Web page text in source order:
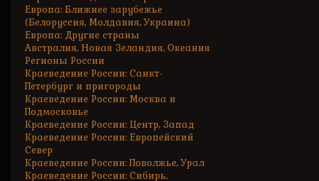
Европа: Ближнее зарубежье
(Белоруссия, Молдавия, Украина)
Европа: Другие страны
Австралия, Новая Зеландия, Океания
Регионы России
Краеведение России: Санкт-
Петербург и пригороды
Краеведение России: Москва и
Подмосковье
Краеведение России: Центр, Запад
Краеведение России: Европейский
Север
Краеведение России: Поволжье, Урал
Краеведение России: Сибирь,